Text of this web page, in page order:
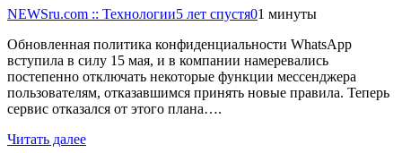
NEWSru.com :: Технологии5 лет спустя01 минуты
Обновленная политика конфиденциальности WhatsApp
вступила в силу 15 мая, и в компании намеревались
постепенно отключать некоторые функции мессенджера
пользователям, отказавшимся принять новые правила. Теперь
сервис отказался от этого плана….
Читать далее